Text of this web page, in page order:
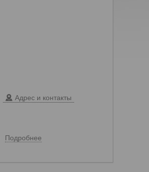
Адрес и контакты
Подробнее